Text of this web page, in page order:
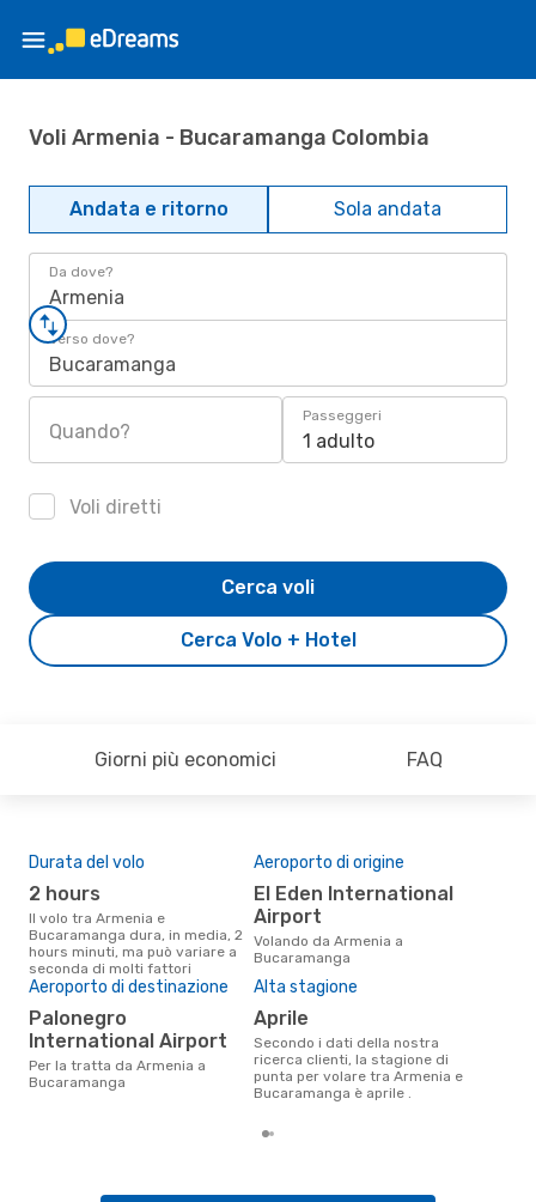
Voli Armenia - Bucaramanga Colombia
Andata e ritorno Sola andata
Da dove?
Armenia
Verso dove?
Bucaramanga
Quando?
Passeggeri
1 adulto
Voli diretti
Cerca Volo + Hotel
Cerca voli
Giorni più economici FAQ
Durata del volo
2 hours
Il volo tra Armenia e
Bucaramanga dura, in media, 2
hours minuti, ma può variare a
seconda di molti fattori
Aeroporto di origine
El Eden International
Airport
Volando da Armenia a
Bucaramanga
Aeroporto di destinazione
Palonegro
International Airport
Per la tratta da Armenia a
Bucaramanga
Alta stagione
aprile
Secondo i dati della nostra
ricerca clienti, la stagione di
punta per volare tra Armenia e
Bucaramanga è aprile .